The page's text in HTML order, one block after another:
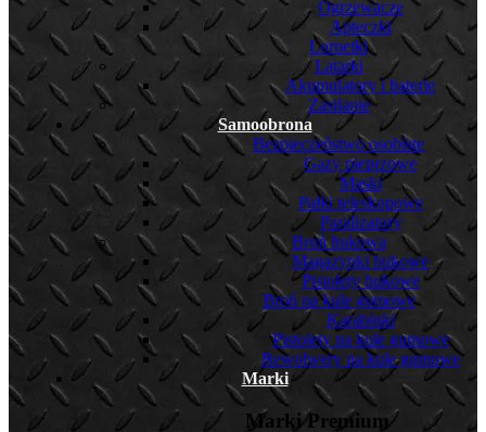
Ogrzewacze
Apteczki
Lornetki
Latarki
Akumulatory i baterie
Zasilanie
Samoobrona
Bezpieczeństwo osobiste
Gazy pieprzowe
Maski
Pałki teleskopowe
Paralizatory
Broń hukowa
Magazynki hukowe
Pistolety hukowe
Broń na kule gumowe
Karabinki
Pistolety na kule gumowe
Rewolwery na kule gumowe
Marki
Marki Premium